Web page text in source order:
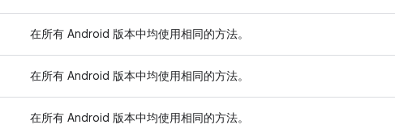
在所有 Android 版本中均使用相同的方法。
在所有 Android 版本中均使用相同的方法。
在所有 Android 版本中均使用相同的方法。